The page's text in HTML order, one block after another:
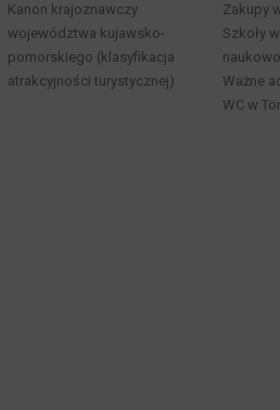
Kanon krajoznawczy
województwa kujawsko-
pomorskiego (klasyfikacja
atrakcyjności turystycznej)
Zakupy
Szkoły
Ważne
WC w